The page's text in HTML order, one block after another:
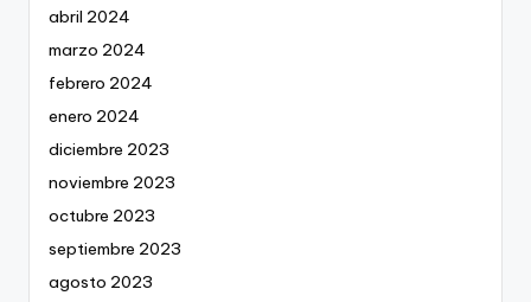
abril 2024
marzo 2024
febrero 2024
enero 2024
diciembre 2023
noviembre 2023
octubre 2023
septiembre 2023
agosto 2023